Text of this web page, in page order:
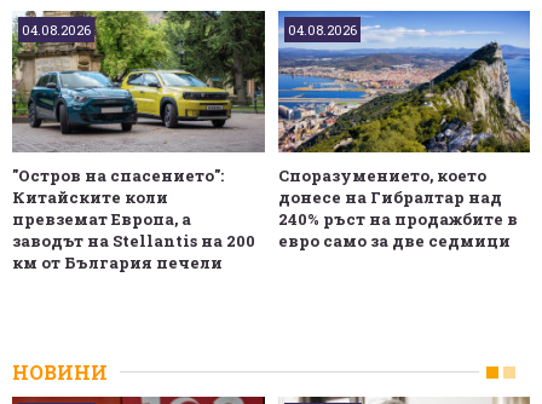
04.08.2026
"Остров на спасението":
Китайските коли
превземат Европа, а
заводът на Stellantis на 200
км от България печели
04.08.2026
Споразумението, което
донесе на Гибралтар над
240% ръст на продажбите в
евро само за две седмици
НОВИНИ